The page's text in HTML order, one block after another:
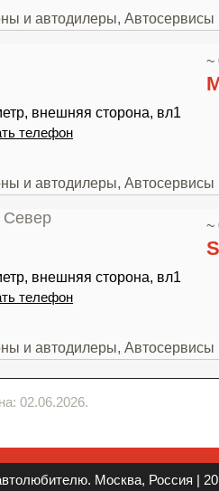
и автодилеры, Автосервисы
~
внешняя сторона, вл1
телефон
и автодилеры, Автосервисы
~
внешняя сторона, вл1
телефон
и автодилеры, Автосервисы
02.06.2026.
Москва, Россия |